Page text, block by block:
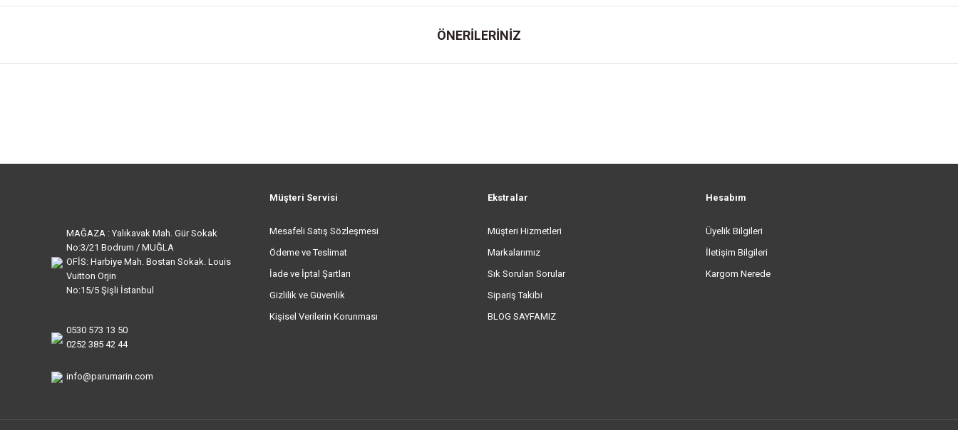
ÖNERİLERİNİZ
MAĞAZA : Yalıkavak Mah. Gür Sokak
No:3/21 Bodrum / MUĞLA
OFİS: Harbiye Mah. Bostan Sokak. Louis
Vuitton Orjin
No:15/5 Şişli İstanbul
0530 573 13 50
0252 385 42 44
info@parumarin.com
Müşteri Servisi
Mesafeli Satış Sözleşmesi
Ödeme ve Teslimat
İade ve İptal Şartları
Gizlilik ve Güvenlik
Kişisel Verilerin Korunması
Ekstralar
Müşteri Hizmetleri
Markalarımız
Sık Sorulan Sorular
Sipariş Takibi
BLOG SAYFAMIZ
Hesabım
Üyelik Bilgileri
İletişim Bilgileri
Kargom Nerede